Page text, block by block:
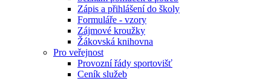
Zápis a přihlášení do školy
Formuláře - vzory
Zájmové kroužky
Žákovská knihovna
Pro veřejnost
Provozní řády sportovišť
Ceník služeb